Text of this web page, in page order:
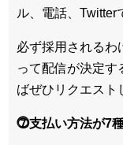
ル、電話、Twitter
必ず採用されるわ
って配信が決定す
ばぜひリクエスト
⓻支払い方法が7